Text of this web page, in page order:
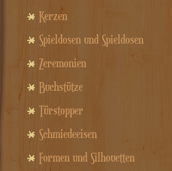
Kerzen
Spieldosen und Spieldosen
Zeremonien
Buchstütze
Türstopper
Schmiedeeisen
Formen und Silhouetten